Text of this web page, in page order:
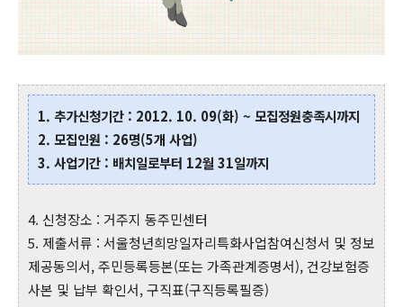
1. 추가신청기간 : 2012. 10. 09(화) ~ 모집정원충족시까지
2. 모집인원 : 26명(5개 사업)
3. 사업기간 : 배치일로부터 12월 31일까지
4. 신청장소 : 거주지 동주민센터
5. 제출서류 : 서울청년희망일자리특화사업참여신청서 및 정보
제공동의서, 주민등록등본(또는 가족관계증명서), 건강보험증
사본 및 납부 확인서, 구직표(구직등록필증)